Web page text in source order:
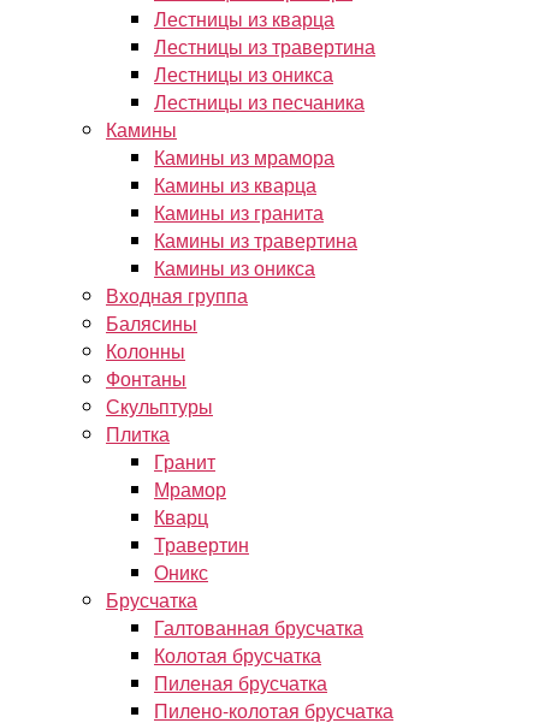
Лестницы из кварца
Лестницы из травертина
Лестницы из оникса
Лестницы из песчаника
Камины
Камины из мрамора
Камины из кварца
Камины из гранита
Камины из травертина
Камины из оникса
Входная группа
Балясины
Колонны
Фонтаны
Скульптуры
Плитка
Гранит
Мрамор
Кварц
Травертин
Оникс
Брусчатка
Галтованная брусчатка
Колотая брусчатка
Пиленая брусчатка
Пилено-колотая брусчатка